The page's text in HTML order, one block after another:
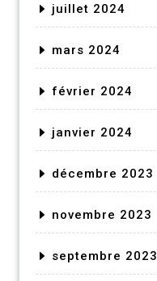
juillet 2024
mars 2024
février 2024
janvier 2024
décembre 2023
novembre 2023
septembre 2023